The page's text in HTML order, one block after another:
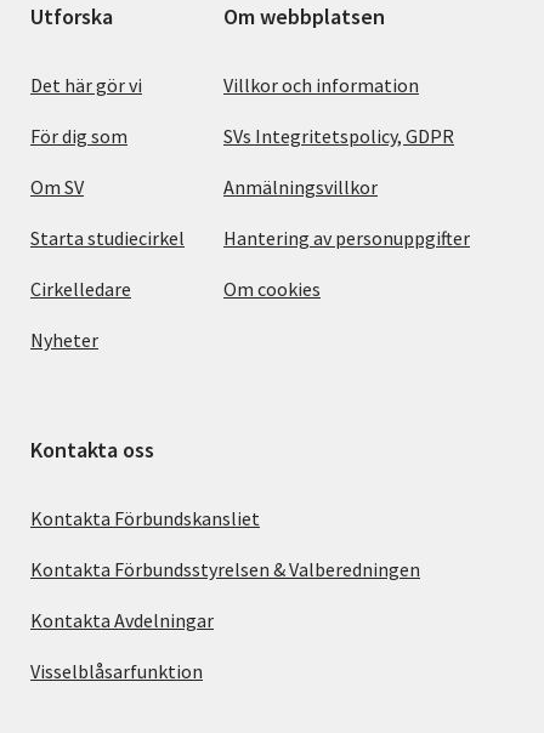
Utforska
Det här gör vi
För dig som
Om SV
Starta studiecirkel
Cirkelledare
Nyheter
Om webbplatsen
Villkor och information
SVs Integritetspolicy, GDPR
Anmälningsvillkor
Hantering av personuppgifter
Om cookies
Kontakta oss
Kontakta Förbundskansliet
Kontakta Förbundsstyrelsen & Valberedningen
Kontakta Avdelningar
Visselblåsarfunktion